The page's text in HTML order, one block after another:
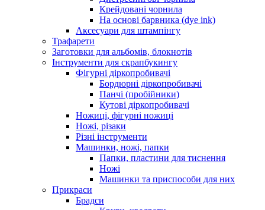
Крейдовані чорнила
На основі барвника (dye ink)
Аксесуари для штампінгу
Трафарети
Заготовки для альбомів, блокнотів
Інструменти для скрапбукингу
Фігурні діркопробивачі
Бордюрні діркопробивачі
Панчі (пробійники)
Кутові діркопробивачі
Ножиці, фігурні ножиці
Ножі, різаки
Різні інструменти
Машинки, ножі, папки
Папки, пластини для тиснення
Ножі
Машинки та приспособи для них
Прикраси
Брадси